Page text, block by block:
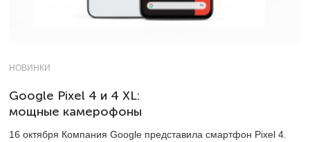
НОВИНКИ
Google Pixel 4 и 4 XL:
мощные камерофоны
16 октября Компания Google представила смартфон Pixel 4.